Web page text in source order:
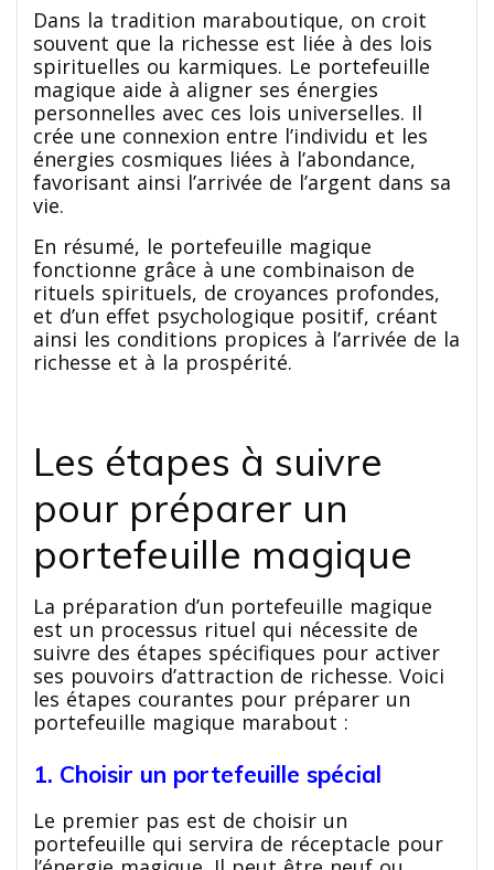
Dans la tradition maraboutique, on croit
souvent que la richesse est liée à des lois
spirituelles ou karmiques. Le portefeuille
magique aide à aligner ses énergies
personnelles avec ces lois universelles. Il
crée une connexion entre l’individu et les
énergies cosmiques liées à l’abondance,
favorisant ainsi l’arrivée de l’argent dans sa
vie.
En résumé, le portefeuille magique
fonctionne grâce à une combinaison de
rituels spirituels, de croyances profondes,
et d’un effet psychologique positif, créant
ainsi les conditions propices à l’arrivée de la
richesse et à la prospérité.
Les étapes à suivre
pour préparer un
portefeuille magique
La préparation d’un portefeuille magique
est un processus rituel qui nécessite de
suivre des étapes spécifiques pour activer
ses pouvoirs d’attraction de richesse. Voici
les étapes courantes pour préparer un
portefeuille magique marabout :
1. Choisir un portefeuille spécial
Le premier pas est de choisir un
portefeuille qui servira de réceptacle pour